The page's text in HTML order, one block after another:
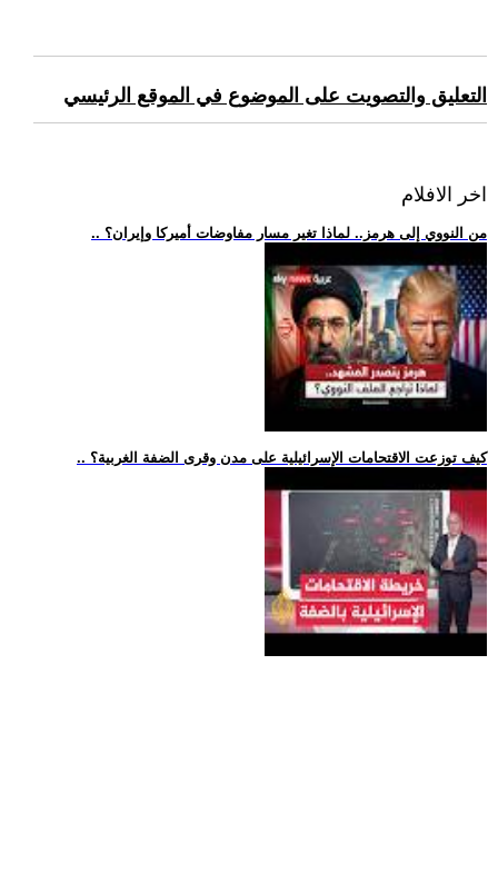
التعليق والتصويت على الموضوع في الموقع الرئيسي
اخر الافلام
.. من النووي إلى هرمز.. لماذا تغير مسار مفاوضات أميركا وإيران؟
.. كيف توزعت الاقتحامات الإسرائيلية على مدن وقرى الضفة الغربية؟